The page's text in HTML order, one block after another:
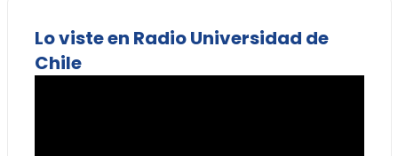
Lo viste en Radio Universidad de
Chile